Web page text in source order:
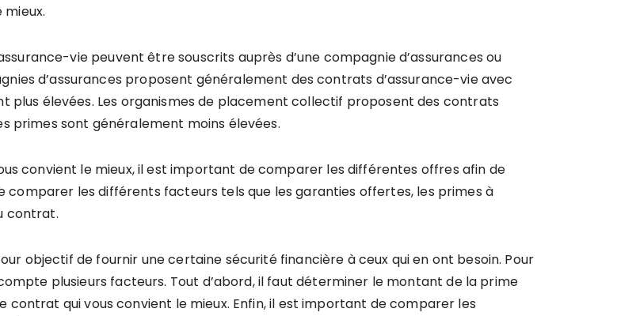
vie peuvent être souscrits auprès d’une compagnie d’assurances ou
d’assurances proposent généralement des contrats d’assurance-vie avec
plus élevées. Les organismes de placement collectif proposent des contrats
primes sont généralement moins élevées.
convient le mieux, il est important de comparer les différentes offres afin de
comparer les différents facteurs tels que les garanties offertes, les primes à
contrat.
objectif de fournir une certaine sécurité financière à ceux qui en ont besoin. Pour
plusieurs facteurs. Tout d’abord, il faut déterminer le montant de la prime
contrat qui vous convient le mieux. Enfin, il est important de comparer les